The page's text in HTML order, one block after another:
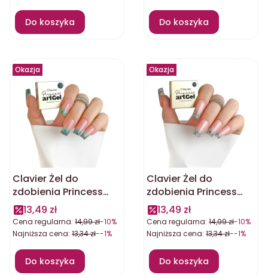
Do koszyka Do koszyka
Okazja
Clavier Żel do
zdobienia Princess
artGel Fiona 5g
13,49 zł
Cena regularna: 14,99 zł-10%
Najniższa cena: 13,34 zł--1%
Do koszyka
Okazja
Clavier Żel do
zdobienia Princess
artGel Jasmine 5g
13,49 zł
Cena regularna: 14,99 zł-10%
Najniższa cena: 13,34 zł--1%
Do koszyka